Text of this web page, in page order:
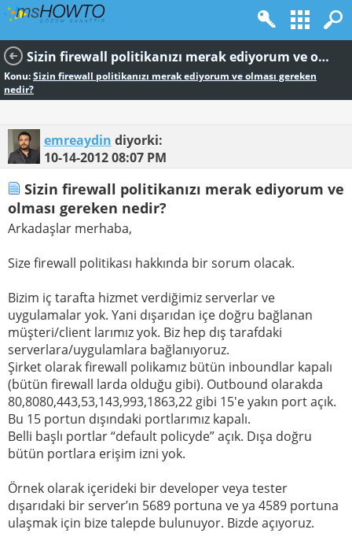
Sizin firewall politikanızı merak ediyorum ve olması gereken nedir?
Konu:Sizin firewall politikanızı merak ediyorum ve olması gereken
nedir?
emreaydin diyorki:
10-14-201208:07 PM
Sizin firewall politikanızı merak ediyorum ve
olması gereken nedir?
Arkadaşlar merhaba,
Size firewall politikası hakkında bir sorum olacak.
Bizim iç tarafta hizmet verdiğimiz serverlar ve
uygulamalar yok. Yani dışarıdan içe doğru bağlanan
müşteri/client larımız yok. Biz hep dış tarafdaki
serverlara/uygulamlara bağlanıyoruz.
Şirket olarak firewall polikamız bütün inboundlar kapalı
(bütün firewall larda olduğu gibi). Outbound olarakda
80,8080,443,53,143,993,1863,22 gibi 15′e yakın port açık.
Bu 15 portun dışındaki portlarımız kapalı.
Belli başlı portlar “default policyde” açık. Dışa doğru
bütün portlara erişim izni yok.
Örnek olarak içerideki bir developer veya tester
dışarıdaki bir server’ın 5689 portuna ve ya 4589 portuna
ulaşmak için bize talepde bulunuyor. Bizde açıyoruz.